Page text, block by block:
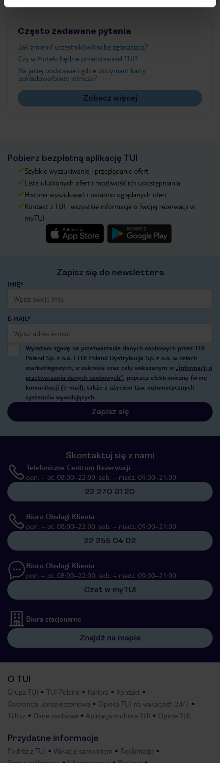
Często zadawane pytania
Jak zmienić uczestników/osobę zgłaszającą?
Czy w Hotelu będzie przedstawiciel TUI?
Na jakiej podstawie i gdzie otrzymam karty
pokładowe/bilety lotnicze?
Zobacz więcej
Pobierz bezpłatną aplikację TUI
Szybkie wyszukiwanie i przeglądanie ofert
Lista ulubionych ofert i możliwość ich udostępniania
Historia wyszukiwań i ostatnio oglądanych ofert
Kontakt z TUI i wszystkie informacje o Twojej rezerwacji w
myTUI
Zapisz się do newslettera
IMIĘ*
E-MAIL*
Wyrażam zgodę na przetwarzanie danych osobowych przez TUI
Poland Sp. z o.o. i TUI Poland Dystrybucja Sp. z o.o. w celach
marketingowych, w zakresie oraz celu wskazanym w „Informacji o
przetwarzaniu danych osobowych”, poprzez elektroniczną formę
komunikacji (e-mail), także z użyciem tzw. automatycznych
systemów wywołujących.
Zapisz się
Skontaktuj się z nami
Telefoniczne Centrum Rezerwacji
pon. – pt. 08:00–22:00, sob. – niedz. 09:00–21:00
22 270 31 20
Biuro Obsługi Klienta
pon. – pt. 08:00–22:00, sob. – niedz. 09:00–21:00
22 255 04 02
Biuro Obsługi Klienta
pon. – pt. 08:00–22:00, sob. – niedz. 09:00–21:00
Czat w myTUI
Biura stacjonarne
Znajdź na mapie
O TUI
Grupa TUI TUI Poland Kariera
Kontakt
Gwarancja ubezpieczeniowa
Opieka TUI na wakacjach 24/7
TUI.cz
Dane osobowe Aplikacja mobilna TUI Opinie TUI
Przydatne informacje
Podróż z TUI Wakacje samolotem
Reklamacje